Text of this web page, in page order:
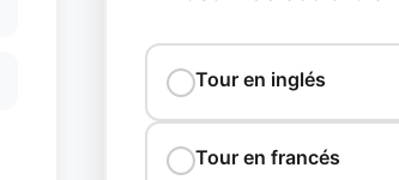
Tour en inglés
Tour en francés